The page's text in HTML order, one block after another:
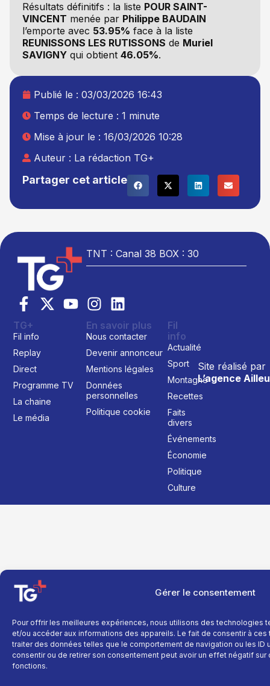
Gérer le consentement
Pour offrir les meilleures expériences, nous utilisons des technologies
et/ou accéder aux informations des appareils. Le fait de consentir à
traiter des données telles que le comportement de navigation ou les ID
consentir ou de retirer son consentement peut avoir un effet négatif
fonctions.
Résultats définitifs : la liste POUR SAINT-
VINCENT menée par Philippe BAUDAIN
l’emporte avec 53.95% face à la liste
REUNISSONS LES RUTISSONS de Muriel
SAVIGNYqui obtient 46.05%.
Partager cet article
Publié le : 03/03/2026 16:43
Temps de lecture : 1 minute
Mise à jour le : 16/03/2026 10:28
Auteur : La rédaction TG+
TNT : Canal 38 BOX : 30
Site réalisé par
L’agence
TG+
Fil info
Replay
Direct
Programme TV
La chaine
Le média
En savoir plus
Nous contacter
Devenir annonceur
Mentions légales
Données
personnelles
Politique cookie
Fil
info
Actualité
Sport
Montagne
Recettes
Faits
divers
Événements
Économie
Politique
Culture